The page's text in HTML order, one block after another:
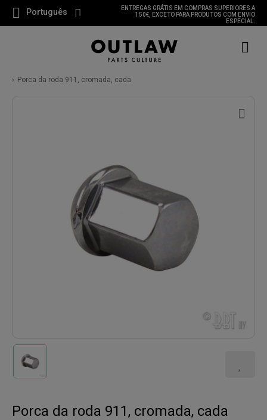
Português
ENTREGAS GRÁTIS EM COMPRAS SUPERIORES A
150€, EXCETO PARA PRODUTOS COM ENVIO
ESPECIAL.
Porca da roda 911, cromada, cada
Porca da roda 911, cromada, cada